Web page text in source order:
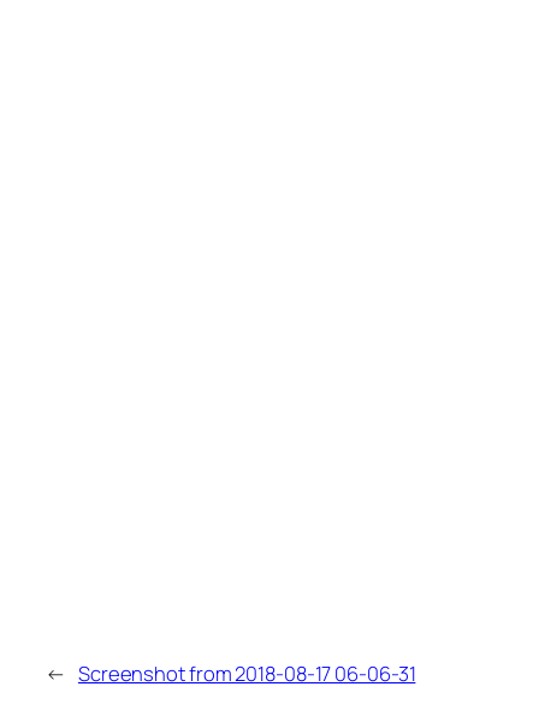
← Screenshot from 2018-08-17 06-06-31